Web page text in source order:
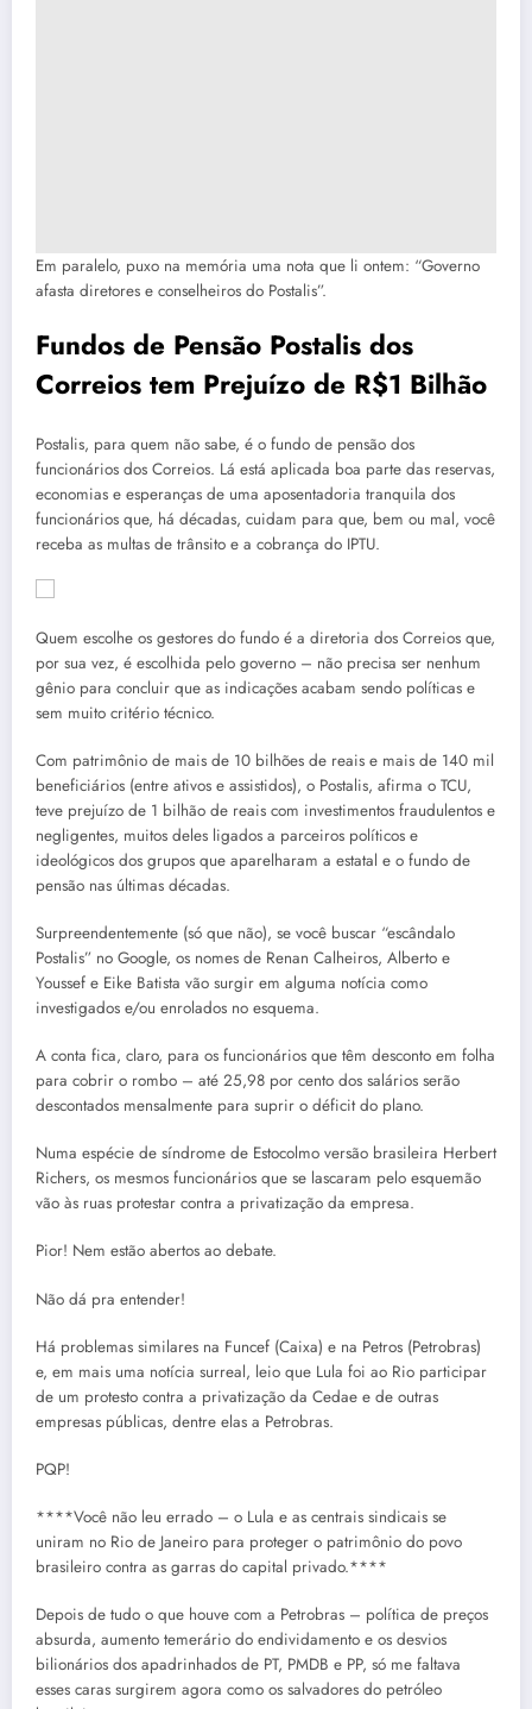
Em paralelo, puxo na memória uma nota que li ontem: “Governo
afasta diretores e conselheiros do Postalis”.
Fundos de Pensão Postalis dos
Correios tem Prejuízo de R$1 Bilhão
Postalis, para quem não sabe, é o fundo de pensão dos
funcionários dos Correios. Lá está aplicada boa parte das reservas,
economias e esperanças de uma aposentadoria tranquila dos
funcionários que, há décadas, cuidam para que, bem ou mal, você
receba as multas de trânsito e a cobrança do IPTU.
Quem escolhe os gestores do fundo é a diretoria dos Correios que,
por sua vez, é escolhida pelo governo – não precisa ser nenhum
gênio para concluir que as indicações acabam sendo políticas e
sem muito critério técnico.
Com patrimônio de mais de 10 bilhões de reais e mais de 140 mil
beneficiários (entre ativos e assistidos), o Postalis, afirma o TCU,
teve prejuízo de 1 bilhão de reais com investimentos fraudulentos e
negligentes, muitos deles ligados a parceiros políticos e
ideológicos dos grupos que aparelharam a estatal e o fundo de
pensão nas últimas décadas.
Surpreendentemente (só que não), se você buscar “escândalo
Postalis” no Google, os nomes de Renan Calheiros, Alberto e
Youssef e Eike Batista vão surgir em alguma notícia como
investigados e/ou enrolados no esquema.
A conta fica, claro, para os funcionários que têm desconto em folha
para cobrir o rombo – até 25,98 por cento dos salários serão
descontados mensalmente para suprir o déficit do plano.
Numa espécie de síndrome de Estocolmo versão brasileira Herbert
Richers, os mesmos funcionários que se lascaram pelo esquemão
vão às ruas protestar contra a privatização da empresa.
Pior! Nem estão abertos ao debate.
Não dá pra entender!
Há problemas similares na Funcef (Caixa) e na Petros (Petrobras)
e, em mais uma notícia surreal, leio que Lula foi ao Rio participar
de um protesto contra a privatização da Cedae e de outras
empresas públicas, dentre elas a Petrobras.
PQP!
****Você não leu errado – o Lula e as centrais sindicais se
uniram no Rio de Janeiro para proteger o patrimônio do povo
brasileiro contra as garras do capital privado.****
Depois de tudo o que houve com a Petrobras – política de preços
absurda, aumento temerário do endividamento e os desvios
bilionários dos apadrinhados de PT, PMDB e PP, só me faltava
esses caras surgirem agora como os salvadores do petróleo